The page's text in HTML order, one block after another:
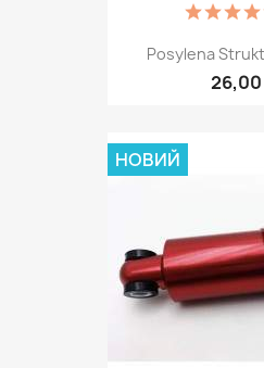
Posylena
НОВИЙ